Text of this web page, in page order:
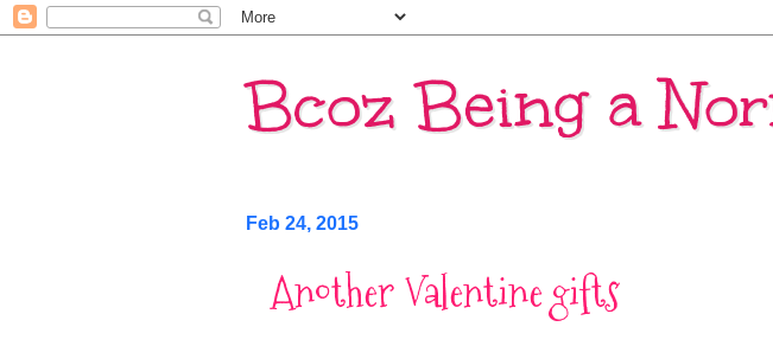
Bcoz Being a
Feb 24, 2015
Another Valentine gifts